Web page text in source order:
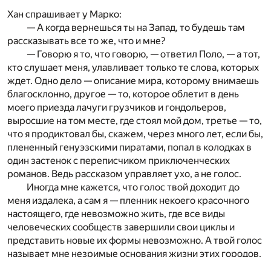
Хан спрашивает у Марко:
— А когда вернешься ты на Запад, то будешь там
рассказывать все то же, что и мне?
— Говорю я то, что говорю, — ответил Поло, — а тот,
кто слушает меня, улавливает только те слова, которых
ждет. Одно дело — описание мира, которому внимаешь
благосклонно, другое — то, которое облетит в день
моего приезда лачуги грузчиков и гондольеров,
выросшие на том месте, где стоял мой дом, третье — то,
что я продиктовал бы, скажем, через много лет, если бы,
плененный генуэзскими пиратами, попал в колодках в
один застенок с переписчиком приключенческих
романов. Ведь рассказом управляет ухо, а не голос.
Иногда мне кажется, что голос твой доходит до
меня издалека, а сам я — пленник некоего красочного
настоящего, где невозможно жить, где все виды
человеческих сообществ завершили свои циклы и
представить новые их формы невозможно. А твой голос
называет мне незримые основания жизни этих городов,